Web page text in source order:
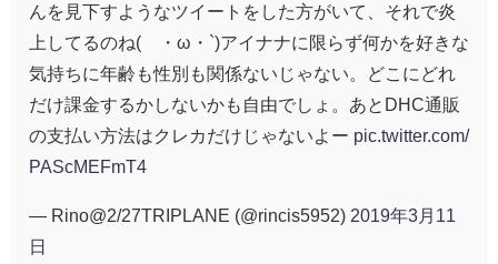
んを見下すようなツイートをした方がいて、それで炎
上してるのね(´・ω・`)アイナナに限らず何かを好きな
気持ちに年齢も性別も関係ないじゃない。どこにどれ
だけ課金するかしないかも自由でしょ。あとDHC通販
の支払い方法はクレカだけじゃないよー pic.twitter.com/
PAScMEFmT4
— Rino@2/27TRIPLANE (@rincis5952) 2019年3月11
日